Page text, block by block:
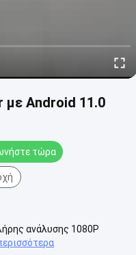
με Android 11.0
τώρα
ανάλυσης 1080P